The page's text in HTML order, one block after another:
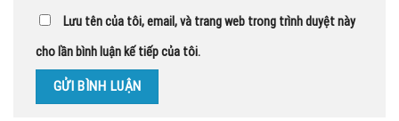
Lưu tên của tôi, email, và trang web trong trình duyệt này
cho lần bình luận kế tiếp của tôi.